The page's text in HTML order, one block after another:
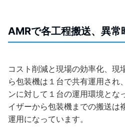
AMRで各工程搬送、異常
コスト削減と現場の効率化、現
ら包装機は１台で共有運用され
ンに対して１台の運用環境とな
イザーから包装機までの搬送は
運用になっています。